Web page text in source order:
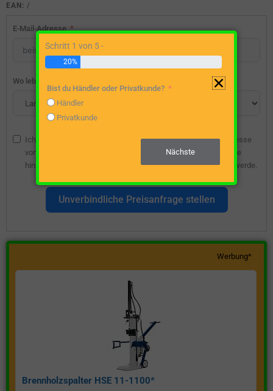
EAN: /
E-Mail-Adresse
Wo lebst du?
Ich bin damit einverstanden, dass die angegebene E-Mail-Adresse
vom Webseitenbetreiber gespeichert wird, damit ich über diese
hinsichtlich eines unverbindlichen Preisangebots kontaktiert werde.
Unverbindliche Preisanfrage stellen
Werbung*
Brennholzspalter HSE 11-1100*
Schritt 1 von 5 -
20%
Bist du Händler oder Privatkunde?
Händler
Privatkunde
Nächste